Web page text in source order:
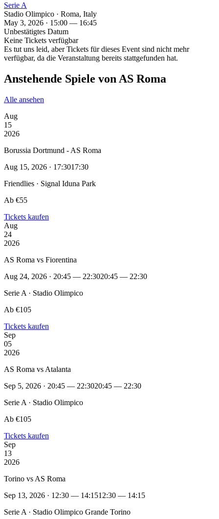
Serie A
Stadio Olimpico · Roma, Italy
May 3, 2026 · 15:00 — 16:45
Unbestätigtes Datum
Keine Tickets verfügbar
Es tut uns leid, aber Tickets für dieses Event sind nicht mehr
verfügbar, da die Veranstaltung bereits stattgefunden hat.
Anstehende Spiele von AS Roma
Alle ansehen
Aug
15
2026
Borussia Dortmund - AS Roma
Aug 15, 2026 · 17:3017:30
Friendlies · Signal Iduna Park
Ab €55
Tickets kaufen
Aug
24
2026
AS Roma vs Fiorentina
Aug 24, 2026 · 20:45 — 22:3020:45 — 22:30
Serie A · Stadio Olimpico
Ab €105
Tickets kaufen
Sep
05
2026
AS Roma vs Atalanta
Sep 5, 2026 · 20:45 — 22:3020:45 — 22:30
Serie A · Stadio Olimpico
Ab €105
Tickets kaufen
Sep
13
2026
Torino vs AS Roma
Sep 13, 2026 · 12:30 — 14:1512:30 — 14:15
Serie A · Stadio Olimpico Grande Torino